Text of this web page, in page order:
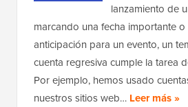
lanzamiento de
marcando una fecha importante
anticipación para un evento, un
cuenta regresiva cumple la tarea
Por ejemplo, hemos usado
nuestros sitios web… Leer más »